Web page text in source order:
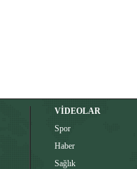
VİDEOLAR
Spor
Haber
Sağlık